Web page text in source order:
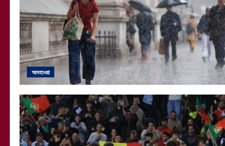
আবহাওয়া